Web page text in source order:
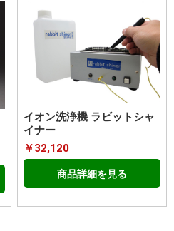
イオン洗浄機 ラビットシャ
イナー
￥32,120
商品詳細を見る